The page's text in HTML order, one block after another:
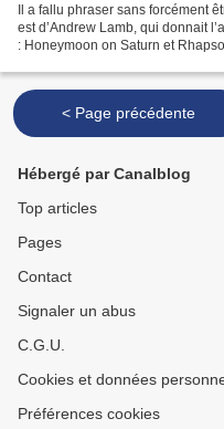
Il a fallu phraser sans forcément
est d’Andrew Lamb, qui donnait
: Honeymoon on Saturn et
< Page précédente
Hébergé par Canalblog
Top articles
Pages
Contact
Signaler un abus
C.G.U.
Cookies et données
Préférences cookies